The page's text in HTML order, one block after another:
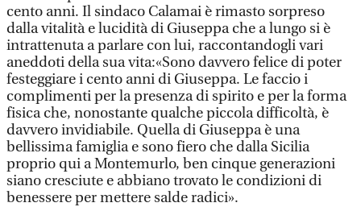
cento anni. Il sindaco Calamai è rimasto sorpreso
dalla vitalità e lucidità di Giuseppa che a lungo si è
intrattenuta a parlare con lui, raccontandogli vari
aneddoti della sua vita:«Sono davvero felice di poter
festeggiare i cento anni di Giuseppa. Le faccio i
complimenti per la presenza di spirito e per la forma
fisica che, nonostante qualche piccola difficoltà, è
davvero invidiabile. Quella di Giuseppa è una
bellissima famiglia e sono fiero che dalla Sicilia
proprio qui a Montemurlo, ben cinque generazioni
siano cresciute e abbiano trovato le condizioni di
benessere per mettere salde radici».